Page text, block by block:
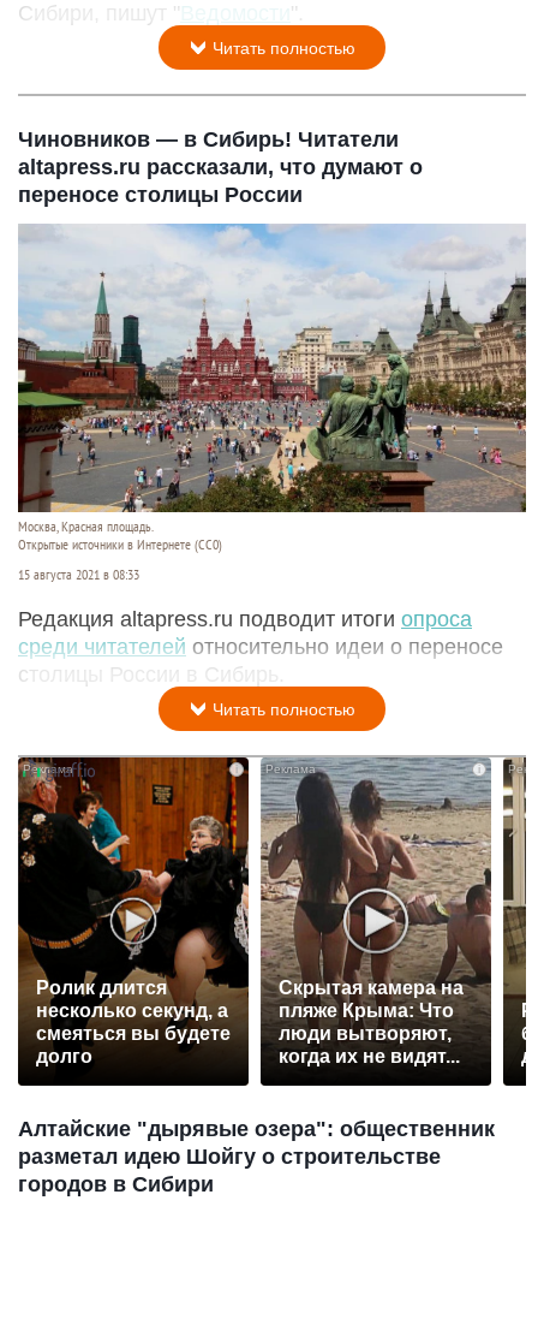
Сибири, пишут "Ведомости ".
Читать полностью
Чиновников — в Сибирь! Читатели
altapress.ru рассказали, что думают о
переносе столицы России
Москва, Красная площадь.
Открытые источники в Интернете (СС0)
15 августа 2021 в 08:33
Редакция altapress.ru подводит итоги опроса
среди читателей относительно идеи о переносе
столицы России в Сибирь.
Читать полностью
Ролик длится
несколько секунд, а
смеяться вы будете
долго
i
Скрытая камера на
пляже Крыма: Что
люди вытворяют,
когда их не видят...
Алтайские "дырявые озера": общественник
разметал идею Шойгу о строительстве
городов в Сибири